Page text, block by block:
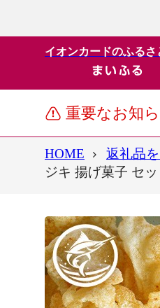
イオンカードのふるさ
重要なお知
HOME 返礼品
ジキ 揚げ菓子 セ